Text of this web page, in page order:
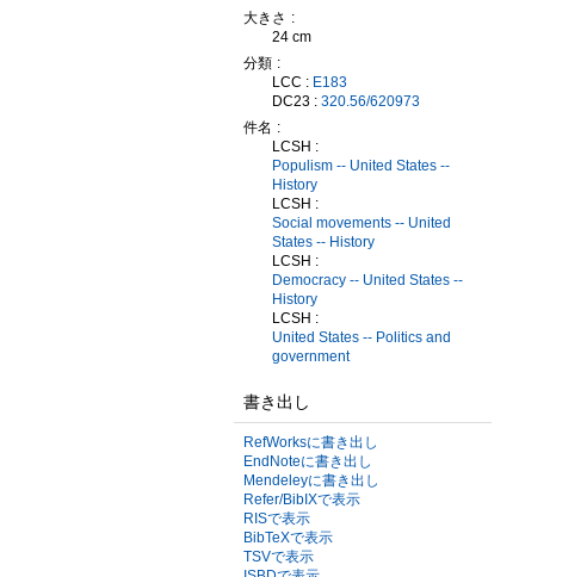
大きさ
24 cm
分類
LCC : E183
DC23 : 320.56/620973
件名
LCSH :
Populism -- United States --
History
LCSH :
Social movements -- United
States -- History
LCSH :
Democracy -- United States --
History
LCSH :
United States -- Politics and
government
書き出し
RefWorksに書き出し
EndNoteに書き出し
Mendeleyに書き出し
Refer/BibIXで表示
RISで表示
BibTeXで表示
TSVで表示